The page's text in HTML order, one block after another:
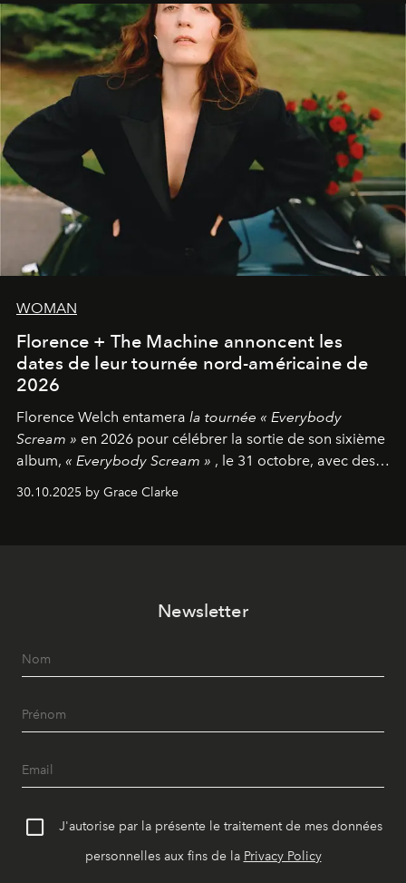
WOMAN
Florence + The Machine annoncent les
dates de leur tournée nord-américaine de
2026
Florence Welch entamera la tournée « Everybody
Scream » en 2026 pour célébrer la sortie de son sixième
album, « Everybody Scream » , le 31 octobre, avec des
30.10.2025 by Grace Clarke
Newsletter
J'autorise par la présente le traitement de mes données
personnelles aux fins de la Privacy Policy